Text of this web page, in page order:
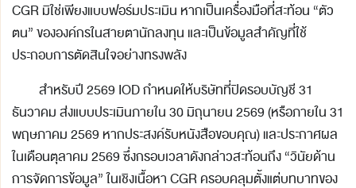
CGR มิใช่เพียงแบบฟอร์มประเมิน หากเป็นเครื่องมือที่สะท้อน “ตัว
ตน” ขององค์กรในสายตานักลงทุน และเป็นข้อมูลสำคัญที่ใช้
ประกอบการตัดสินใจอย่างทรงพลัง
สำหรับปี 2569 IOD กำหนดให้บริษัทที่ปิดรอบบัญชี 31
ธันวาคม ส่งแบบประเมินภายใน 30 มิถุนายน 2569 (หรือภายใน 31
พฤษภาคม 2569 หากประสงค์รับหนังสือขอบคุณ) และประกาศผล
ในเดือนตุลาคม 2569 ซึ่งกรอบเวลาดังกล่าวสะท้อนถึง “วินัยด้าน
การจัดการข้อมูล” ในเชิงเนื้อหา CGR ครอบคลุมตั้งแต่บทบาทของ